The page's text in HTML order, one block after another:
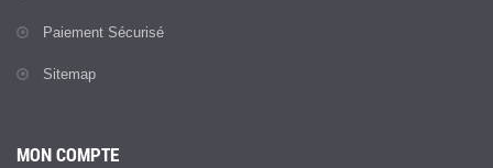
Paiement Sécurisé
Sitemap
MON COMPTE